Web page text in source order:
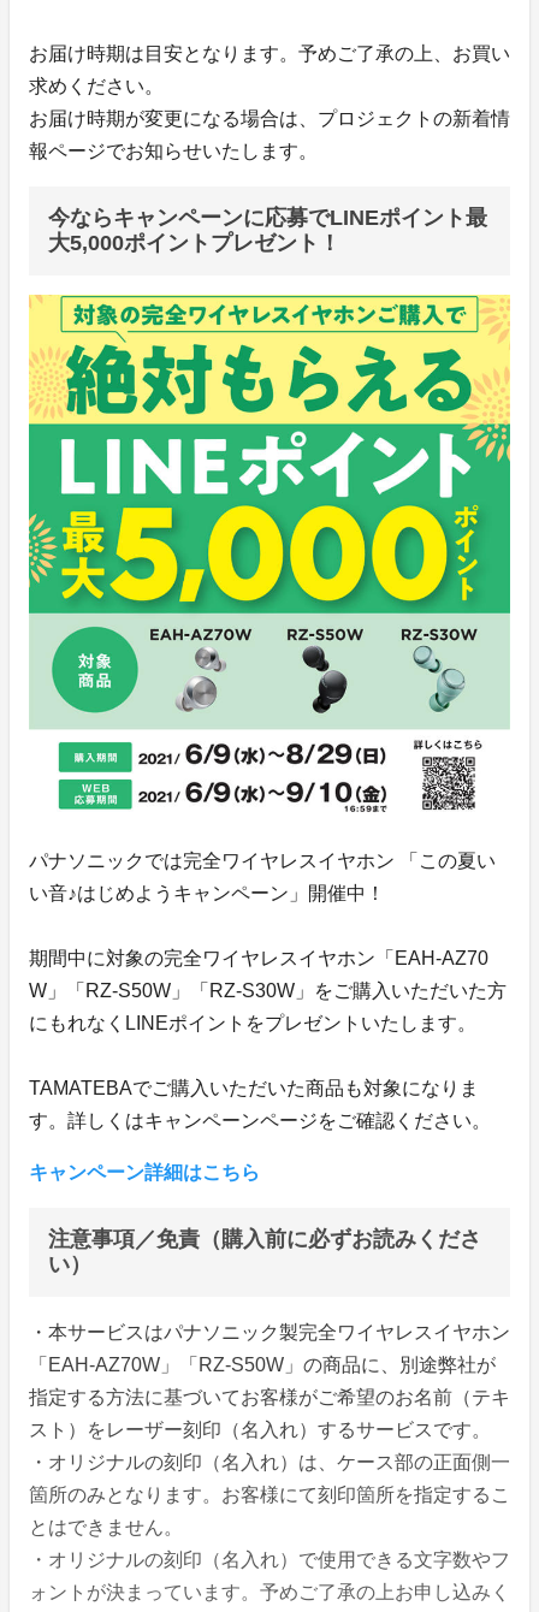
お届け時期は目安となります。予めご了承の上、お買い
求めください。
お届け時期が変更になる場合は、プロジェクトの新着情
報ページでお知らせいたします。
今ならキャンペーンに応募でLINEポイント最
大5,000ポイントプレゼント！
パナソニックでは完全ワイヤレスイヤホン 「この夏い
い音♪はじめようキャンペーン」開催中！
期間中に対象の完全ワイヤレスイヤホン「EAH-AZ70
W」「RZ-S50W」「RZ-S30W」をご購入いただいた方
にもれなくLINEポイントをプレゼントいたします。
TAMATEBAでご購入いただいた商品も対象になりま
す。詳しくはキャンペーンページをご確認ください。
キャンペーン詳細はこちら
注意事項／免責（購入前に必ずお読みくださ
い）
・本サービスはパナソニック製完全ワイヤレスイヤホン
「EAH-AZ70W」「RZ-S50W」の商品に、別途弊社が
指定する方法に基づいてお客様がご希望のお名前（テキ
スト）をレーザー刻印（名入れ）するサービスです。
・オリジナルの刻印（名入れ）は、ケース部の正面側一
箇所のみとなります。お客様にて刻印箇所を指定するこ
とはできません。
・オリジナルの刻印（名入れ）で使用できる文字数やフ
ォントが決まっています。予めご了承の上お申し込みく